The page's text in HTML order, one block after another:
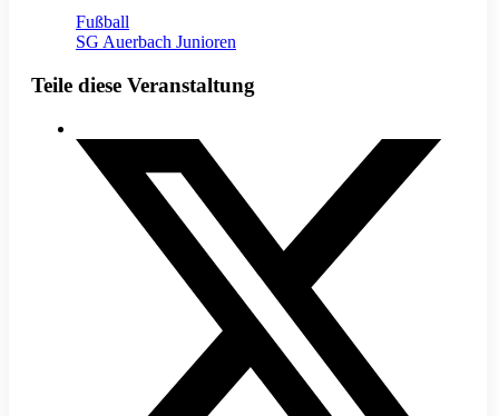
Fußball
SG Auerbach Junioren
Teile diese Veranstaltung